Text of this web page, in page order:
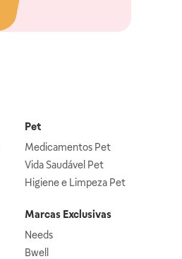
Pet
Medicamentos Pet
Vida Saudável Pet
Higiene e Limpeza Pet
Marcas Exclusivas
Needs
Bwell